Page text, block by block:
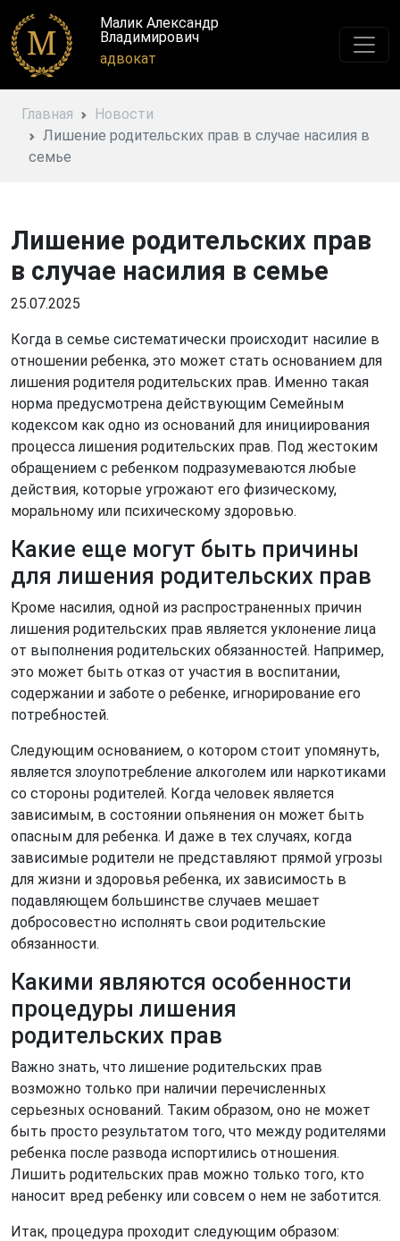
Малик Александр
Владимирович
адвокат
Главная
Новости
Лишение родительских прав в случае насилия в
семье
Лишение родительских прав
в случае насилия в семье
25.07.2025
Когда в семье систематически происходит насилие в
отношении ребенка, это может стать основанием для
лишения родителя родительских прав. Именно такая
норма предусмотрена действующим Семейным
кодексом как одно из оснований для инициирования
процесса лишения родительских прав. Под жестоким
обращением с ребенком подразумеваются любые
действия, которые угрожают его физическому,
моральному или психическому здоровью.
Какие еще могут быть причины
для лишения родительских прав
Кроме насилия, одной из распространенных причин
лишения родительских прав является уклонение лица
от выполнения родительских обязанностей. Например,
это может быть отказ от участия в воспитании,
содержании и заботе о ребенке, игнорирование его
потребностей.
Следующим основанием, о котором стоит упомянуть,
является злоупотребление алкоголем или наркотиками
со стороны родителей. Когда человек является
зависимым, в состоянии опьянения он может быть
опасным для ребенка. И даже в тех случаях, когда
зависимые родители не представляют прямой угрозы
для жизни и здоровья ребенка, их зависимость в
подавляющем большинстве случаев мешает
добросовестно исполнять свои родительские
обязанности.
Какими являются особенности
процедуры лишения
родительских прав
Важно знать, что лишение родительских прав
возможно только при наличии перечисленных
серьезных оснований. Таким образом, оно не может
быть просто результатом того, что между родителями
ребенка после развода испортились отношения.
Лишить родительских прав можно только того, кто
наносит вред ребенку или совсем о нем не заботится.
Итак, процедура проходит следующим образом: